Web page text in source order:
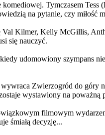
Tymczasem Tess
na pytanie, czy miłość
Val Kilmer, Kelly McGillis,
się nauczyć.
udomowiony szympans
Zwierzogród do góry
wystawiony na poważną
filmowym
śmiałą decyzję...